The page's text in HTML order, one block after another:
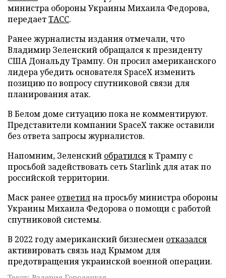
министра обороны Украины Михаила Федорова,
передаетТАСС.
Ранее журналисты издания отмечали, что
Владимир Зеленский обращался к президенту
США Дональду Трампу. Он просил американского
лидера убедить основателя SpaceX изменить
позицию по вопросу спутниковой связи для
планирования атак.
В Белом доме ситуацию пока не комментируют.
Представители компании SpaceX также оставили
без ответа запросы журналистов.
Напомним, Зеленский обратилсяк Трампу с
просьбой задействовать сеть Starlink для атак по
российской территории.
Маск ранее ответилна просьбу министра обороны
Украины Михаила Федорова о помощи с работой
спутниковой системы.
В 2022 году американский бизнесмен отказался
активировать связь над Крымом для
предотвращения украинской военной операции.